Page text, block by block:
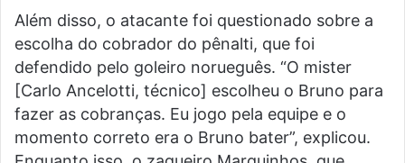
Além disso, o atacante foi questionado sobre a
escolha do cobrador do pênalti, que foi
defendido pelo goleiro norueguês. “O mister
[Carlo Ancelotti, técnico] escolheu o Bruno para
fazer as cobranças. Eu jogo pela equipe e o
momento correto era o Bruno bater”, explicou.